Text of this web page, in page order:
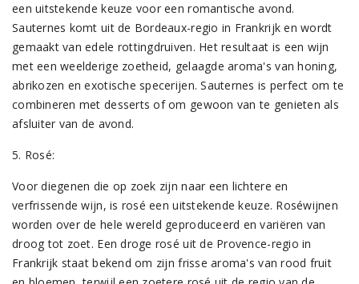
een uitstekende keuze voor een romantische avond.
Sauternes komt uit de Bordeaux-regio in Frankrijk en wordt
gemaakt van edele rottingdruiven. Het resultaat is een wijn
met een weelderige zoetheid, gelaagde aroma's van honing,
abrikozen en exotische specerijen. Sauternes is perfect om te
combineren met desserts of om gewoon van te genieten als
afsluiter van de avond.
5. Rosé:
Voor diegenen die op zoek zijn naar een lichtere en
verfrissende wijn, is rosé een uitstekende keuze. Roséwijnen
worden over de hele wereld geproduceerd en variëren van
droog tot zoet. Een droge rosé uit de Provence-regio in
Frankrijk staat bekend om zijn frisse aroma's van rood fruit